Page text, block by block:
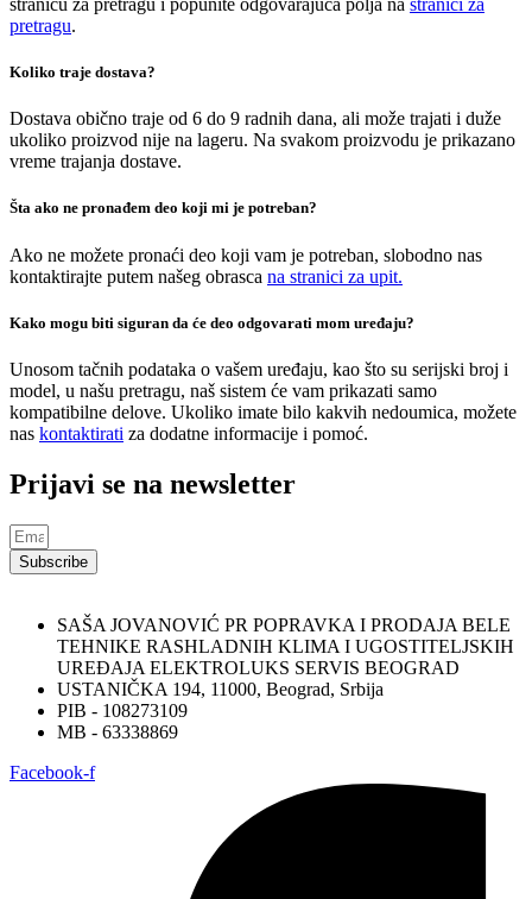
stranicu za pretragu i popunite odgovarajuća polja na stranici za
pretragu.
Koliko traje dostava?
Dostava obično traje od 6 do 9 radnih dana, ali može trajati i duže
ukoliko proizvod nije na lageru. Na svakom proizvodu je prikazano
vreme trajanja dostave.
Šta ako ne pronađem deo koji mi je potreban?
Ako ne možete pronaći deo koji vam je potreban, slobodno nas
kontaktirajte putem našeg obrasca na stranici za upit.
Kako mogu biti siguran da će deo odgovarati mom uređaju?
Unosom tačnih podataka o vašem uređaju, kao što su serijski broj i
model, u našu pretragu, naš sistem će vam prikazati samo
kompatibilne delove. Ukoliko imate bilo kakvih nedoumica, možete
nas kontaktirati za dodatne informacije i pomoć.
Prijavi se na newsletter
Subscribe
SAŠA JOVANOVIĆ PR POPRAVKA I PRODAJA BELE
TEHNIKE RASHLADNIH KLIMA I UGOSTITELJSKIH
UREĐAJA ELEKTROLUKS SERVIS BEOGRAD
USTANIČKA 194, 11000, Beograd, Srbija
PIB - 108273109
MB - 63338869
Facebook-f